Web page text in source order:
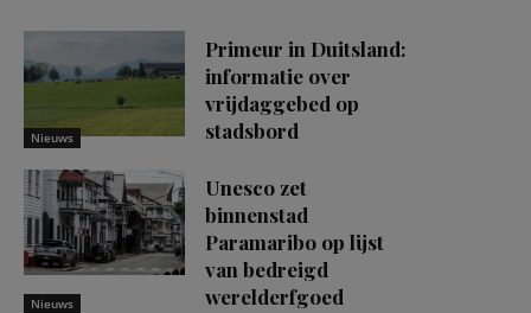
Nieuws
Primeur in Duitsland:
informatie over
vrijdaggebed op
stadsbord
Nieuws
Unesco zet
binnenstad
Paramaribo op lijst
van bedreigd
werelderfgoed